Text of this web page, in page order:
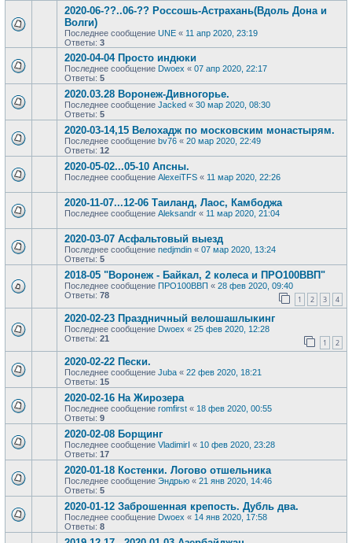
2020-06-??..06-?? Россошь-Астрахань(Вдоль Дона и
Волги)
Последнее сообщение UNE « 11 апр 2020, 23:19
Ответы: 3
2020-04-04 Просто индюки
Последнее сообщение Dwoex « 07 апр 2020, 22:17
Ответы: 5
2020.03.28 Воронеж-Дивногорье.
Последнее сообщение Jacked « 30 мар 2020, 08:30
Ответы: 5
2020-03-14,15 Велохадж по московским монастырям.
Последнее сообщение bv76 « 20 мар 2020, 22:49
Ответы: 12
2020-05-02...05-10 Апсны.
Последнее сообщение AlexeiTFS « 11 мар 2020, 22:26
2020-11-07...12-06 Таиланд, Лаос, Камбоджа
Последнее сообщение Aleksandr « 11 мар 2020, 21:04
2020-03-07 Асфальтовый выезд
Последнее сообщение nedjmdin « 07 мар 2020, 13:24
Ответы: 5
2018-05 "Воронеж - Байкал, 2 колеса и ПРО100ВВП"
Последнее сообщение ПРО100ВВП « 28 фев 2020, 09:40
Ответы: 78 1 2 3 4
2020-02-23 Праздничный велошашлыкинг
Последнее сообщение Dwoex « 25 фев 2020, 12:28
Ответы: 21 1 2
2020-02-22 Пески.
Последнее сообщение Juba « 22 фев 2020, 18:21
Ответы: 15
2020-02-16 На Жирозера
Последнее сообщение romfirst « 18 фев 2020, 00:55
Ответы: 9
2020-02-08 Борщинг
Последнее сообщение VladimirI « 10 фев 2020, 23:28
Ответы: 17
2020-01-18 Костенки. Логово отшельника
Последнее сообщение Эндрью « 21 янв 2020, 14:46
Ответы: 5
2020-01-12 Заброшенная крепость. Дубль два.
Последнее сообщение Dwoex « 14 янв 2020, 17:58
Ответы: 8